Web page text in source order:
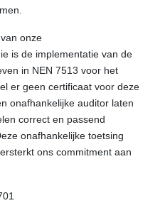
onze
is de implementatie van de
in NEN 7513 voor het
er geen certificaat voor deze
onafhankelijke auditor laten
correct en passend
onafhankelijke toetsing
ons commitment aan